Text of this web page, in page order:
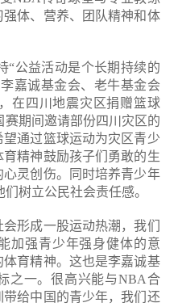
体、营养、团队精神和体
“公益活动是个长期持续的
嘉诚基金会、老牛基金会
在四川地震灾区捐赠篮球
期间邀请部份四川灾区的
通过篮球运动为灾区青少
精神鼓励孩子们勇敢的生
灵创伤。同时培养青少年
树立公民社会责任感。
形成一股运动热潮，我们
加强青少年强身健体的意
育精神。这也是李嘉诚基
之一。很高兴能与NBA合
给中国的青少年，我们还